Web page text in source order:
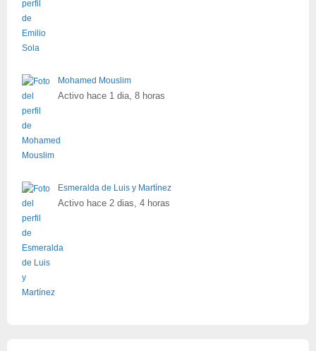
Mohamed Mouslim
Activo hace 1 dia, 8 horas
Esmeralda de Luis y Martínez
Activo hace 2 dias, 4 horas